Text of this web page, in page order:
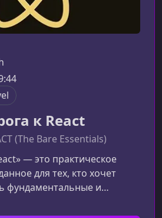
к React
(The Bare Essentials)
— это практическое
для тех, кто хочет
фундаментальные и
React и начать